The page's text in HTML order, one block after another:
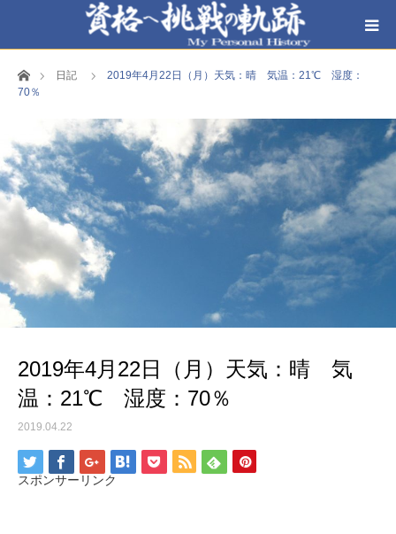
ホーム日記
2019年4月22日（月）天気：晴 気温：21℃ 湿度：
70％
2019年4月22日（月）天気：晴 気
温：21℃ 湿度：70％
2019.04.22
スポンサーリンク